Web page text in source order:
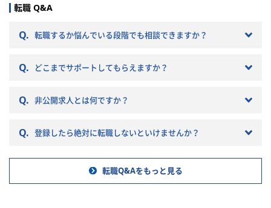
ャリアプランに応じて自分に合
った税理士法人を選ぶことが非
税理士法人を選ぶとこんな筈で
税理士法人の特徴や税理士法人
さい。
転職 Q&A
Q. 転職するか悩んでいる段階でも相談できますか？
Q. どこまでサポートしてもらえますか？
Q. 非公開求人とは何ですか？
Q. 登録したら絶対に転職しないといけませんか？
転職Q&Aをもっと見る